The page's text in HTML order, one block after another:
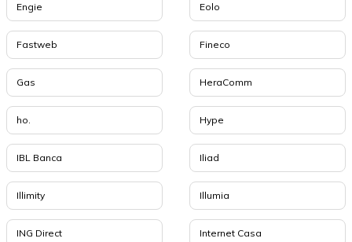
Engie Eolo
Fastweb Fineco
Gas HeraComm
ho. Hype
IBL Banca Iliad
Illimity Illumia
ING Direct Internet Casa